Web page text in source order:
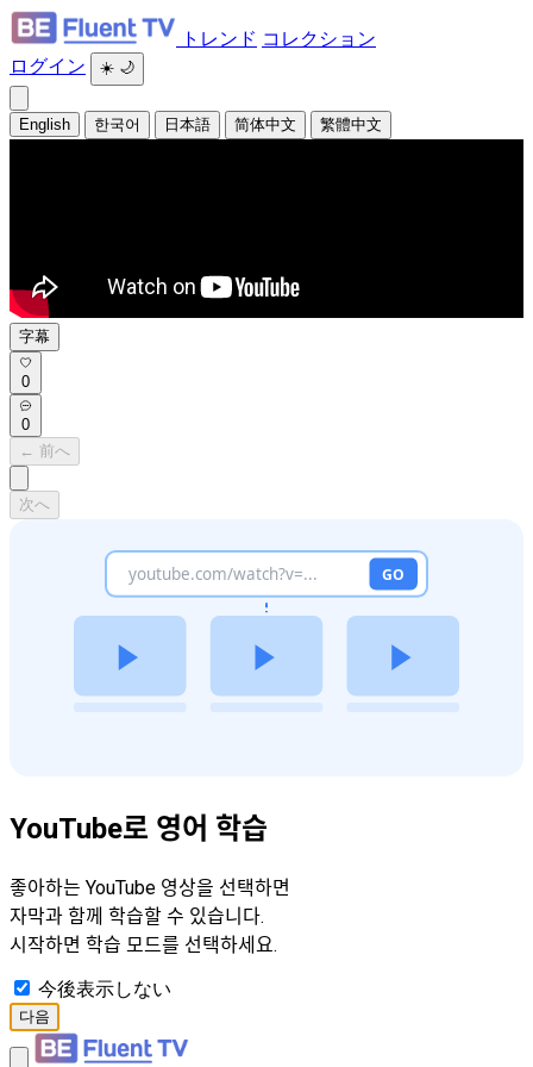
トレンド コレクション
ログイン
☀️ 🌙
English 한국어 日本語 简体中文 繁體中文
字幕
0
0
← 前へ
次へ
YouTube로 영어 학습
좋아하는 YouTube 영상을 선택하면
자막과 함께 학습할 수 있습니다.
시작하면 학습 모드를 선택하세요.
今後表示しない
다음